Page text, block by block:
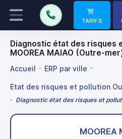
TARIFS
Diagnostic état des risques
MOOREA MAIAO (Outre-
Accueil ERP par ville
Etat des risques et pollution
Diagnostic état des risques et
MOOREA